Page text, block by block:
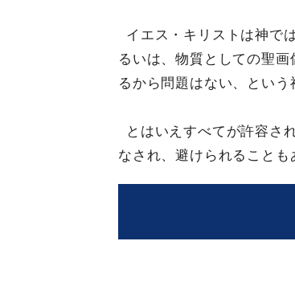
イエス・キリストは神で
るいは、物質としての聖
るから問題はない、という
とはいえすべてが許容さ
なされ、避けられることも